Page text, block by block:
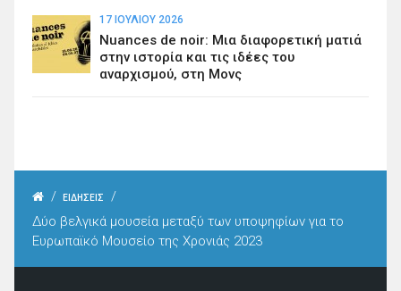
17 ΙΟΥΛΊΟΥ 2026
Nuances de noir: Μια διαφορετική ματιά
στην ιστορία και τις ιδέες του
αναρχισμού, στη Μονς
/ ΕΙΔΗΣΕΙΣ
/
Δύο βελγικά μουσεία μεταξύ των υποψηφίων για το
Ευρωπαϊκό Μουσείο της Χρονιάς 2023